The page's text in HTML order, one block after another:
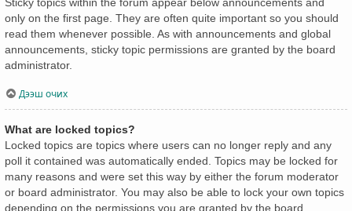
only on the first page. They are often quite important so you should
read them whenever possible. As with announcements and global
announcements, sticky topic permissions are granted by the board
administrator.
Дээш очих
What are locked topics?
Locked topics are topics where users can no longer reply and any
poll it contained was automatically ended. Topics may be locked for
many reasons and were set this way by either the forum moderator
or board administrator. You may also be able to lock your own topics
depending on the permissions you are granted by the board